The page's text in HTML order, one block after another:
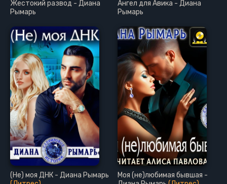
Жестокий развод - Диана
Рымарь
Ангел для Авика - Диана
Рымарь
(Не) моя ДНК - Диана Рымарь
Моя (не)любимая бывшая -